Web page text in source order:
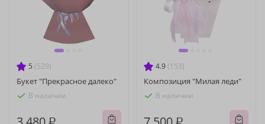
5 (529)
Букет "Прекрасное далеко"
В наличии
4.9 (153)
Композиция "Милая леди"
В наличии